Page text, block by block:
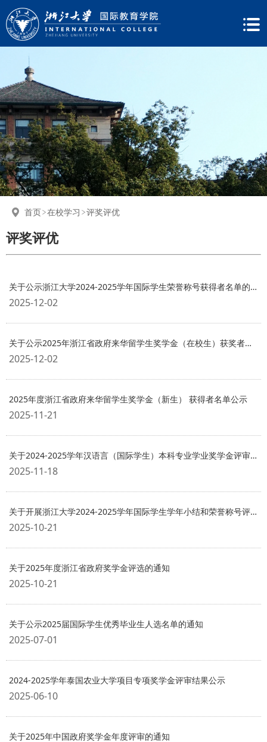
首页 在校学习 评奖评优
评奖评优
关于公示浙江大学2024-2025学年国际学生荣誉称号获得者名单的通知
2025-12-02
关于公示2025年浙江省政府来华留学生奖学金（在校生）获奖者名单的通知
2025-12-02
2025年度浙江省政府来华留学生奖学金（新生） 获得者名单公示
2025-11-21
关于2024-2025学年汉语言（国际学生）本科专业学业奖学金评审结果的公示
2025-11-18
关于开展浙江大学2024-2025学年国际学生学年小结和荣誉称号评选的通知
2025-10-21
关于2025年度浙江省政府奖学金评选的通知
2025-10-21
关于公示2025届国际学生优秀毕业生人选名单的通知
2025-07-01
2024-2025学年泰国农业大学项目专项奖学金评审结果公示
2025-06-10
关于2025年中国政府奖学金年度评审的通知